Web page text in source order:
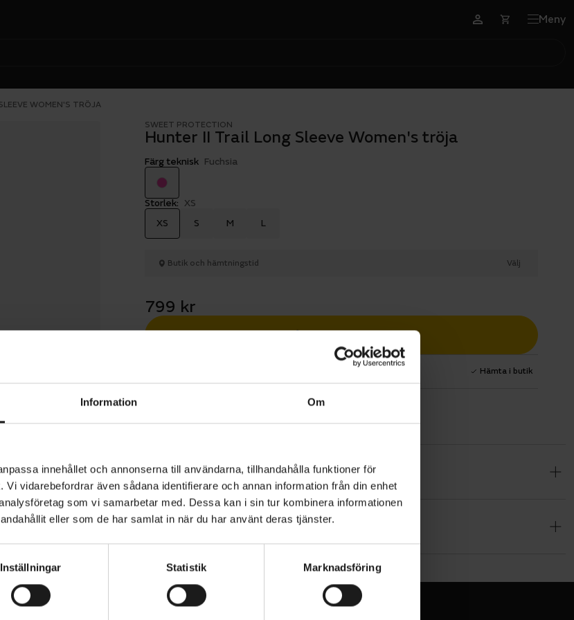
Information Om
innehållet och annonserna till användarna, tillhandahålla funktioner för
vidarebefordrar även sådana identifierare och annan information från din enhet
som vi samarbetar med. Dessa kan i sin tur kombinera informationen
eller som de har samlat in när du har använt deras tjänster.
Inställningar Statistik Marknadsföring
Meny
WOMEN'S TRÖJA
SWEET PROTECTION
Hunter II Trail Long Sleeve Women's tröja
Färg teknisk Fuchsia
Storlek: XS
XS
S M L
Butik och hämtningstid Välj
799 kr
Lägg i varukorg
Hämta i butik
II Trail Long Sleeve har den perfekta balansen mellan
med normal passform. Den är tillverkad av ett
material och ger utmärkt rörelsefrihet och
tryckt logotyp passar den perfekt för alla äventyr.
långa ärmar, rund halsringning
och snabbtorkande material